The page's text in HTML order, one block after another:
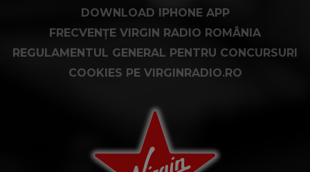
DOWNLOAD IPHONE APP
FRECVENȚE VIRGIN RADIO ROMÂNIA
REGULAMENTUL GENERAL PENTRU CONCURSURI
COOKIES PE VIRGINRADIO.RO